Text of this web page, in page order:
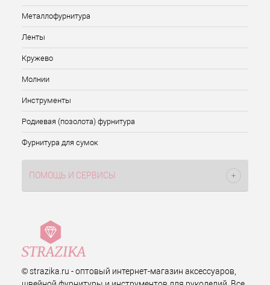
Металлофурнитура
Ленты
Кружево
Молнии
Инструменты
Родиевая (позолота) фурнитура
Фурнитура для сумок
ПОМОЩЬ И СЕРВИСЫ
© strazika.ru - оптовый интернет-магазин аксессуаров,